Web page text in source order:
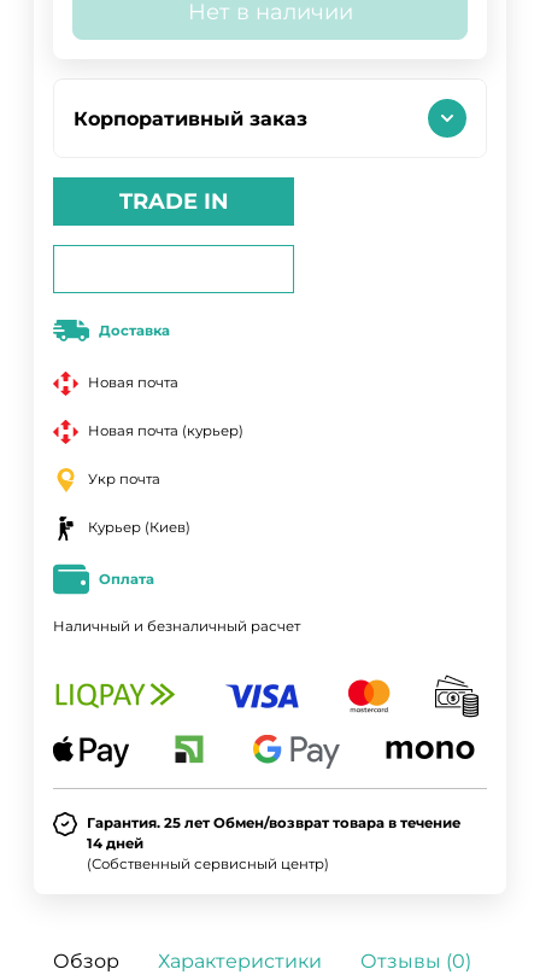
Нет в наличии
Корпоративный заказ
TRADE IN
Доставка
Новая почта
Новая почта (курьер)
Укр почта
Курьер (Киев)
Оплата
Наличный и безналичный расчет
Гарантия. 25 лет Обмен/возврат товара в течение
14 дней
(Собственный сервисный центр)
Обзор Характеристики Отзывы (0)